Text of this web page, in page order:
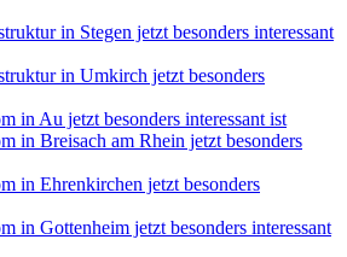
in Stegen jetzt besonders interessant
in Umkirch jetzt besonders
in Au jetzt besonders interessant ist
in Breisach am Rhein jetzt besonders
in Ehrenkirchen jetzt besonders
in Gottenheim jetzt besonders interessant